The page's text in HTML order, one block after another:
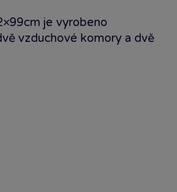
je vyrobeno
vzduchové komory a dvě